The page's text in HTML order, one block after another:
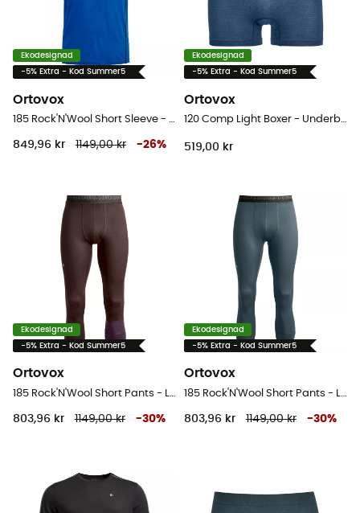
Ekodesignad
-5% Extra - Kod Summer5
Ortovox
185 Rock'N'Wool Short Sleeve - Underställ merinoull - Herr
849,96 kr 1149,00 kr -26%
Ekodesignad
-5% Extra - Kod Summer5
Ortovox
120 Comp Light Boxer - Underbyxa
519,00 kr
Ekodesignad
-5% Extra - Kod Summer5
Ortovox
185 Rock'N'Wool Short Pants - Leggings - Herr
803,96 kr 1149,00 kr -30%
Ekodesignad
-5% Extra - Kod Summer5
Ortovox
185 Rock'N'Wool Short Pants - Leggings - Herr
803,96 kr 1149,00 kr -30%